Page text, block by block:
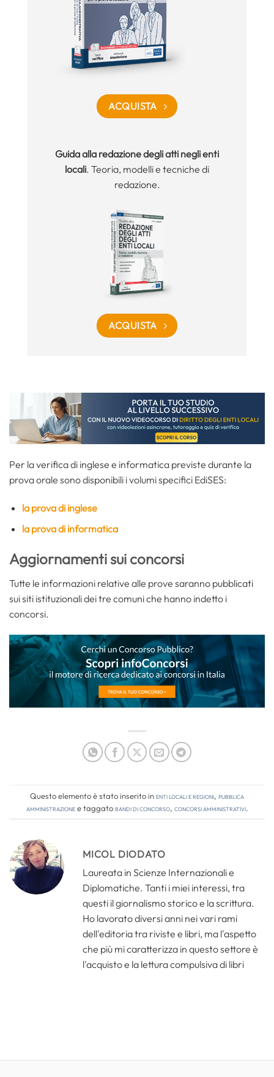
ACQUISTA
Guida alla redazione degli atti negli enti
locali. Teoria, modelli e tecniche di
redazione.
ACQUISTA
Per la verifica di inglese e informatica previste durante la
prova orale sono disponibili i volumi specifici EdiSES:
la prova di inglese
la prova di informatica
Aggiornamenti sui concorsi
Tutte le informazioni relative alle prove saranno pubblicati
sui siti istituzionali dei tre comuni che hanno indetto i
concorsi.
Questo elemento è stato inserito inEnti locali e regioni, Pubblica
amministrazionee taggatobandi di concorso, concorsi amministrativi.
MICOL DIODATO
Laureata in Scienze Internazionali e
Diplomatiche. Tanti i miei interessi, tra
questi il giornalismo storico e la scrittura.
Ho lavorato diversi anni nei vari rami
dell'editoria tra riviste e libri, ma l'aspetto
che più mi caratterizza in questo settore è
l'acquisto e la lettura compulsiva di libri